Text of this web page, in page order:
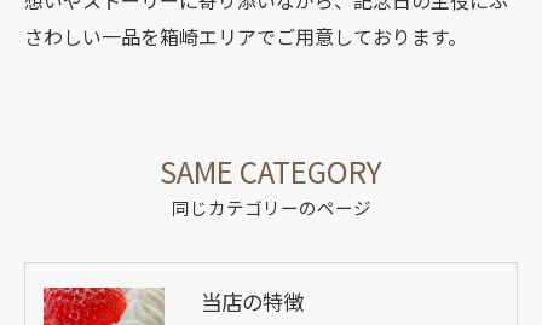
さわしい一品を箱崎エリアでご用意しております。
同じカテゴリーのページ
SAME CATEGORY
当店の特徴